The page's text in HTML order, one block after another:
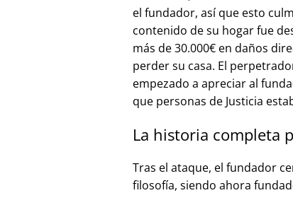
el fundador, así que esto
contenido de su hogar fue
más de 30.000€ en daños
perder su casa. El
empezado a apreciar al
que personas de Justicia
La historia completa
Tras el ataque, el fundador
filosofía, siendo ahora